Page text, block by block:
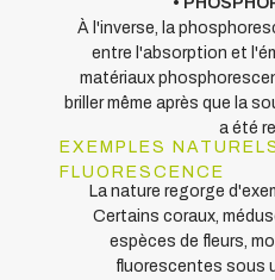
À l'inverse, la
entre l'absorption et
matériaux
briller même après que la
a été
EXEMPLES
FLUORESCENCE
La nature regorge
Certains coraux,
espèces de fleurs,
fluorescentes sous